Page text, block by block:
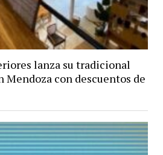
lanza su tradicional
Mendoza con descuentos de